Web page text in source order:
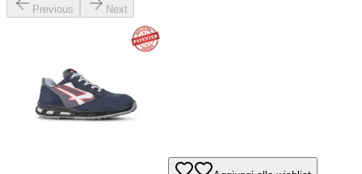
Previous Next